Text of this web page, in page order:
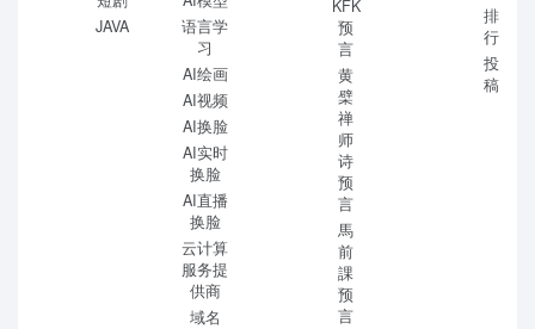
JAVA
语言学
习
AI绘画
AI视频
AI换脸
AI实时
换脸
AI直播
换脸
云计算
服务提
供商
域名
KFK
预
言
黄
檗
禅
师
诗
预
言
馬
前
課
预
言
排
行
投
稿